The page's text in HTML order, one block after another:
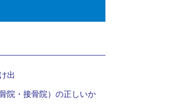
出
院・接骨院）の正しいか